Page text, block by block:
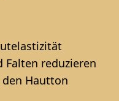
Falten reduzieren
Hautton